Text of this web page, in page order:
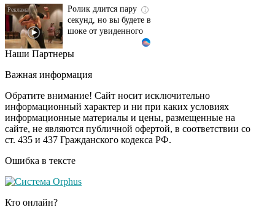
секунд, но вы будете в
шоке от увиденного
Ролик из Омска: вы
i
Ржу не переставая, это
видео пересмотришь
не раз
Почему в школе
Наши Партнеры
Важная информация
Обратите внимание! Сайт носит исключительно
информационный характер и ни при каких условиях
информационные материалы и цены, размещенные на
сайте, не являются публичной офертой, в соответствии со
ст. 435 и 437 Гражданского кодекса РФ.
Ошибка в тексте
Кто онлайн?